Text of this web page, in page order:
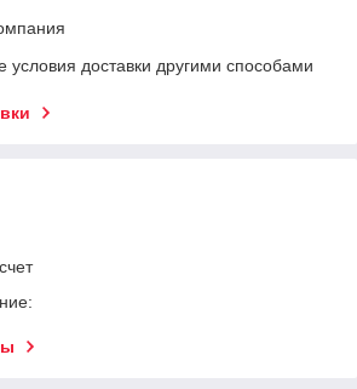
условия доставки другими способами